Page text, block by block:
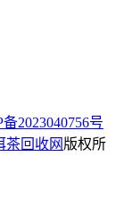
2023040756号
茶回收网 版权所